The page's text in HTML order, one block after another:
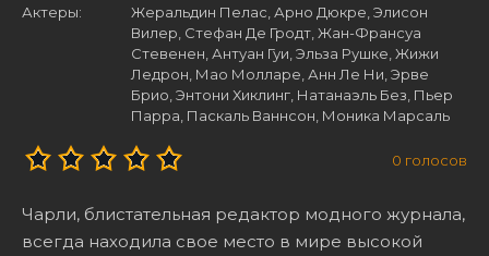
Актеры:
Жеральдин Пелас, Арно Дюкре, Элисон
Вилер, Стефан Де Гродт, Жан-Франсуа
Стевенен, Антуан Гуи, Эльза Рушке, Жижи
Ледрон, Мао Молларе, Анн Ле Ни, Эрве
Брио, Энтони Хиклинг, Натанаэль Без, Пьер
Парра, Паскаль Ваннсон, Моника Марсаль
0 голосов
Чарли, блистательная редактор модного журнала,
всегда находила свое место в мире высокой